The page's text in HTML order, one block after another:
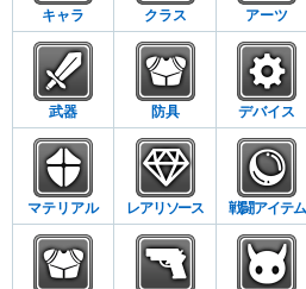
キャラ クラス アーツ
武器 防具 デバイス
マテリアル レアリソース 戦闘アイテム